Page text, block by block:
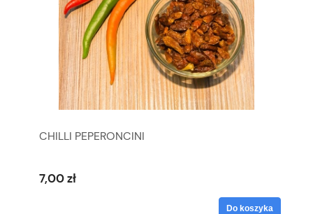
CHILLI PEPERONCINI
7,00 zł
Do koszyka